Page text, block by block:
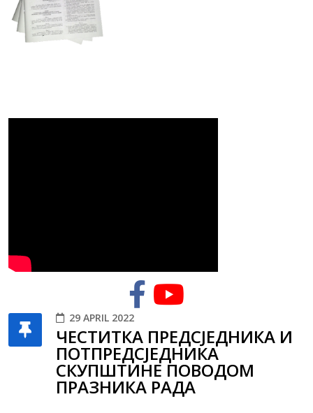
29 APRIL 2022
ЧЕСТИТКА ПРЕДСЈЕДНИКА И
ПОТПРЕДСЈЕДНИКА
СКУПШТИНЕ ПОВОДОМ
ПРАЗНИКА РАДА